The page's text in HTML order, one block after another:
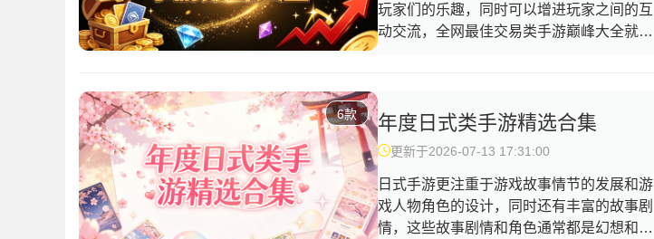
玩家们的乐趣，同时可以增进玩家之间的互
动交流，全网最佳交易类手游巅峰大全就满
将自己不再需要的装备武器等去交换自己想
6款 年度日式类手游精选合集
更新于2026-07-13 17:31:00
日式手游更注重于游戏故事情节的发展和游
戏人物角色的设计，同时还有丰富的故事剧
情，这些故事剧情和角色通常都是幻想和创